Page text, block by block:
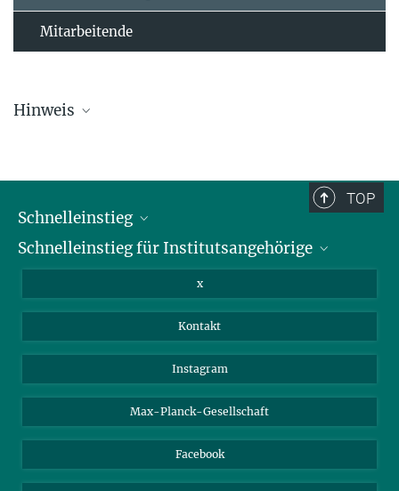
Mitarbeitende
Hinweis
TOP
Schnelleinstieg
Bibliothek
Schnelleinstieg für Institutsangehörige
Nextcloud
x
Kontakt
Instagram
Max-Planck-Gesellschaft
Facebook